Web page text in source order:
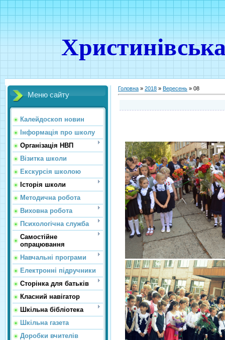
Меню сайту
Калейдоскоп новин
Інформація про школу
Організація НВП
Візитка школи
Екскурсія школою
Історія школи
Методична робота
Виховна робота
Психологічна служба
Самостійне
опрацювання
Навчальні програми
Електронні підручники
Сторінка для батьків
Класний навігатор
Шкільна бібліотека
Шкільна газета
Доробки вчителів
Головна » 2018 » Вересень » 08